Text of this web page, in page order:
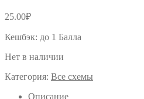
25.00₽
Кешбэк: до 1 Балла
Нет в наличии
Категория: Все схемы
Описание